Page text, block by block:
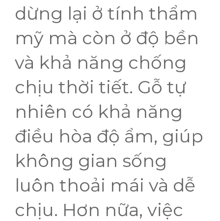
dừng lại ở tính thẩm
mỹ mà còn ở độ bền
và khả năng chống
chịu thời tiết. Gỗ tự
nhiên có khả năng
điều hòa độ ẩm, giúp
không gian sống
luôn thoải mái và dễ
chịu. Hơn nữa, việc